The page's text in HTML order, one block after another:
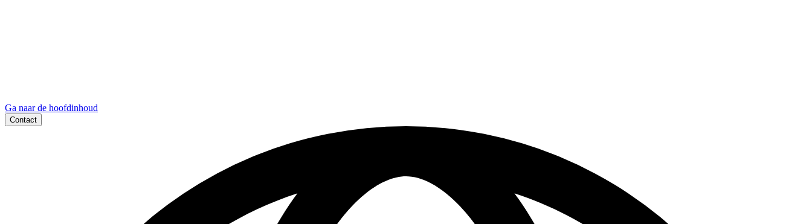
Ga naar de hoofdinhoud
Contact